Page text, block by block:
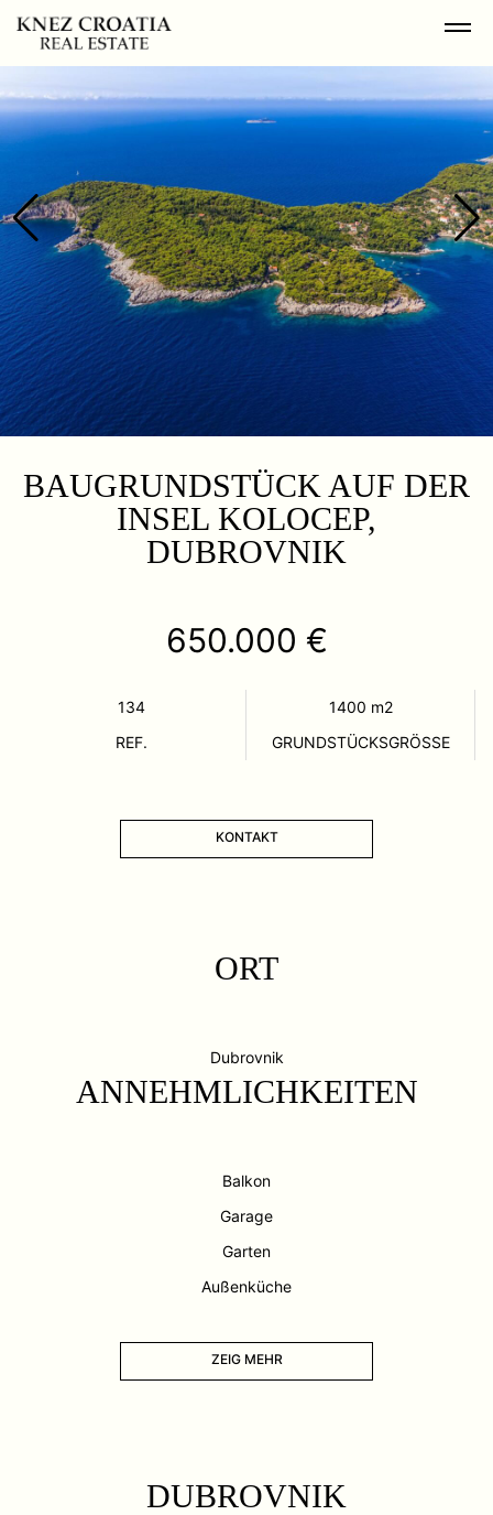
BAUGRUNDSTÜCK AUF DER
INSEL KOLOCEP,
DUBROVNIK
650.000 €
134
REF.
1400 m2
GRUNDSTÜCKSGRÖSSE
KONTAKT
ORT
Dubrovnik
ANNEHMLICHKEITEN
Balkon
Garage
Garten
Außenküche
ZEIG MEHR
DUBROVNIK